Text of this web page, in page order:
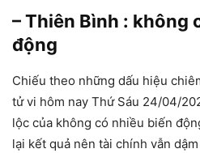
– Thiên Bình : không
động
Chiếu theo những dấu hiệu
tử vi hôm nay Thứ Sáu 24/04/
lộc của không có nhiều biến
lại kết quả nên tài chính vẫn